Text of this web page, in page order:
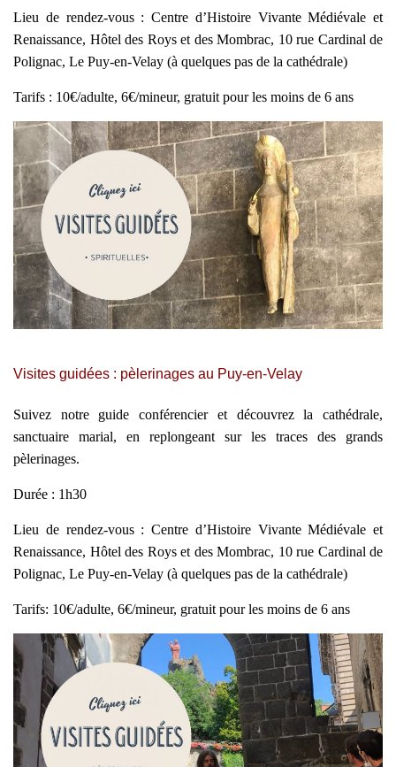
Lieu de rendez-vous : Centre d’Histoire Vivante Médiévale et
Renaissance, Hôtel des Roys et des Mombrac, 10 rue Cardinal de
Polignac, Le Puy-en-Velay (à quelques pas de la cathédrale)
Tarifs : 10€/adulte, 6€/mineur, gratuit pour les moins de 6 ans
Visites guidées : pèlerinages au Puy-en-Velay
Suivez notre guide conférencier et découvrez la cathédrale,
sanctuaire marial, en replongeant sur les traces des grands
pèlerinages.
Durée : 1h30
Lieu de rendez-vous : Centre d’Histoire Vivante Médiévale et
Renaissance, Hôtel des Roys et des Mombrac, 10 rue Cardinal de
Polignac, Le Puy-en-Velay (à quelques pas de la cathédrale)
Tarifs: 10€/adulte, 6€/mineur, gratuit pour les moins de 6 ans